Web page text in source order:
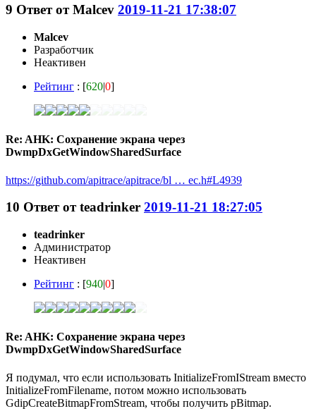
9 Ответ отMalcev 2019-11-21 17:38:07
Malcev
Разработчик
Неактивен
Рейтинг : [620|0]
Re: AHK: Сохранение экрана через
DwmpDxGetWindowSharedSurface
https://github.com/apitrace/apitrace/bl … ec.h#L4939
10 Ответ отteadrinker 2019-11-21 18:27:05
teadrinker
Администратор
Неактивен
Рейтинг : [940|0]
Re: AHK: Сохранение экрана через
DwmpDxGetWindowSharedSurface
Я подумал, что если использовать InitializeFromIStream вместо
InitializeFromFilename, потом можно использовать
GdipCreateBitmapFromStream, чтобы получить pBitmap.